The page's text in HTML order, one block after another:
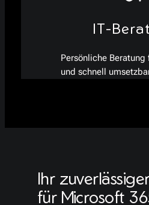
IT-
Persönliche Beratung
und schnell
Ihr
für Microsoft